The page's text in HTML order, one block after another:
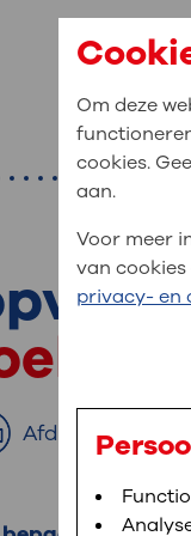
bent
Bloedafname,
In
het u
Afdrukken
Om deze
cookies.
aan.
Voor meer
van cookies
privacy- en